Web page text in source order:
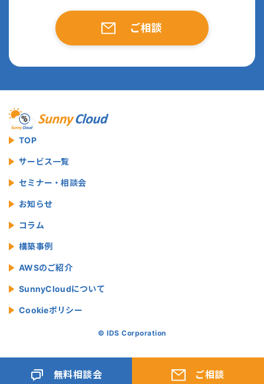
ご相談
TOP
サービス一覧
セミナー・相談会
お知らせ
コラム
構築事例
AWSのご紹介
SunnyCloudについて
Cookieポリシー
© IDS Corporation
無料相談会 ご相談